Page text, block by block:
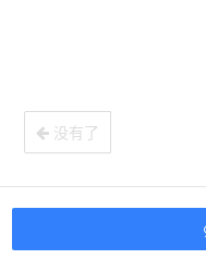
没有了